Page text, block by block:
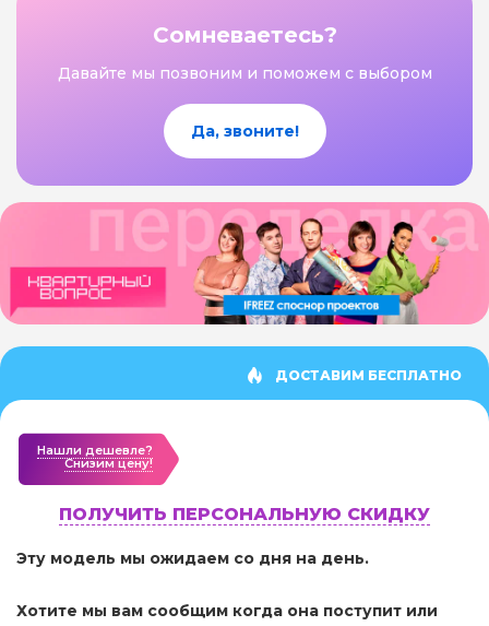
Сомневаетесь?
Давайте мы позвоним и поможем с выбором
Да, звоните!
ДОСТАВИМ БЕСПЛАТНО
Нашли дешевле?
Cнизим цену!
ПОЛУЧИТЬ ПЕРСОНАЛЬНУЮ СКИДКУ
Эту модель мы ожидаем со дня на день.
Хотите мы вам сообщим когда она поступит или